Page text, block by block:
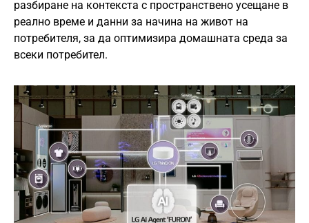
разбиране на контекста с пространствено усещане в
реално време и данни за начина на живот на
потребителя, за да оптимизира домашната среда за
всеки потребител.